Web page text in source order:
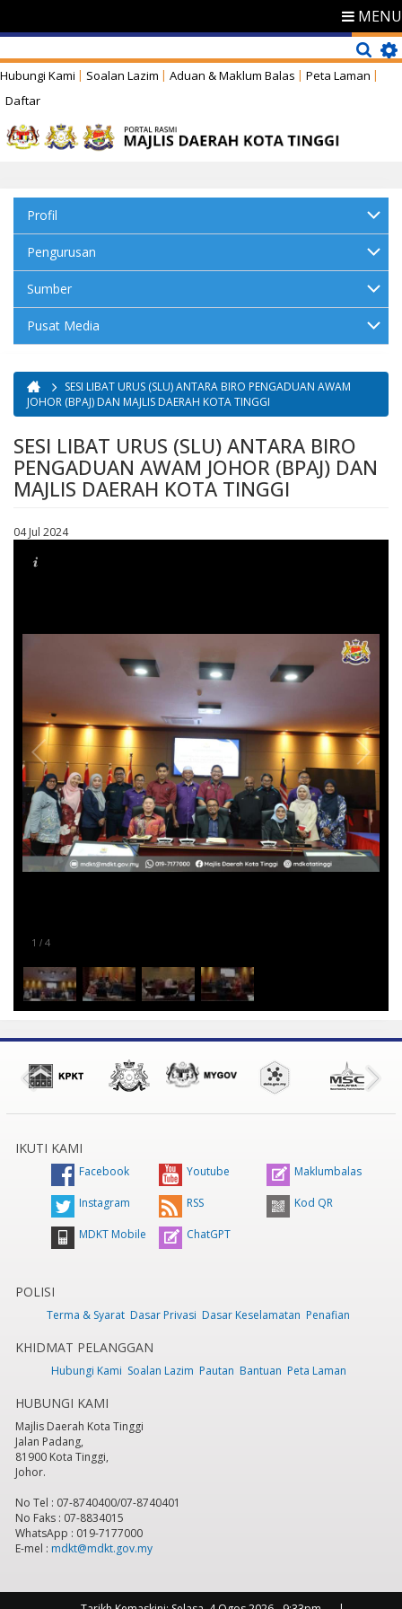
MENU
Hubungi Kami Soalan Lazim Aduan & Maklum Balas
Peta Laman
Daftar
Profil
Pengurusan
Sumber
Pusat Media
Anda di sini
SESI LIBAT URUS (SLU) ANTARA BIRO PENGADUAN AWAM
JOHOR (BPAJ) DAN MAJLIS DAERAH KOTA TINGGI
SESI LIBAT URUS (SLU) ANTARA BIRO
PENGADUAN AWAM JOHOR (BPAJ) DAN
MAJLIS DAERAH KOTA TINGGI
04 Jul 2024
1 / 4
IKUTI KAMI
Facebook Youtube Maklumbalas
Instagram RSS Kod QR
MDKT Mobile ChatGPT
POLISI
Terma & Syarat Dasar Privasi Dasar Keselamatan Penafian
KHIDMAT PELANGGAN
Hubungi Kami Soalan Lazim Pautan Bantuan Peta Laman
HUBUNGI KAMI
Majlis Daerah Kota Tinggi
Jalan Padang,
81900 Kota Tinggi,
Johor.
No Tel : 07-8740400/07-8740401
No Faks : 07-8834015
WhatsApp : 019-7177000
E-mel : mdkt@mdkt.gov.my